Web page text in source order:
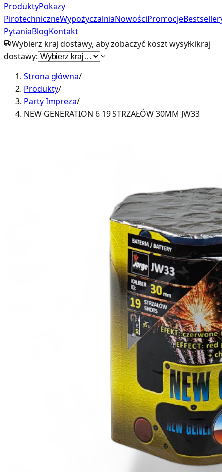
ProduktyPokazy
PirotechniczneWypożyczalniaNowościPromocje
PytaniaBlogKontakt
Wybierz kraj dostawy, aby zobaczyć koszt wysyłkikraj
dostawy:
Strona główna/
Produkty/
Party Impreza/
NEW GENERATION 6 19 STRZAŁÓW 30MM JW33